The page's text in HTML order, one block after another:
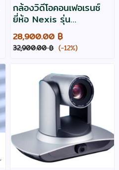
กล้องวิดีโอคอนเฟอเรนซ์
ยี่ห้อ Nexis รุ่น
PTZ12UD PTZ 12X
Optical Zoom USB3.0
+ DVI output *ตกรุ่น
28,900.00 ฿
32,900.00 ฿ (-12%)